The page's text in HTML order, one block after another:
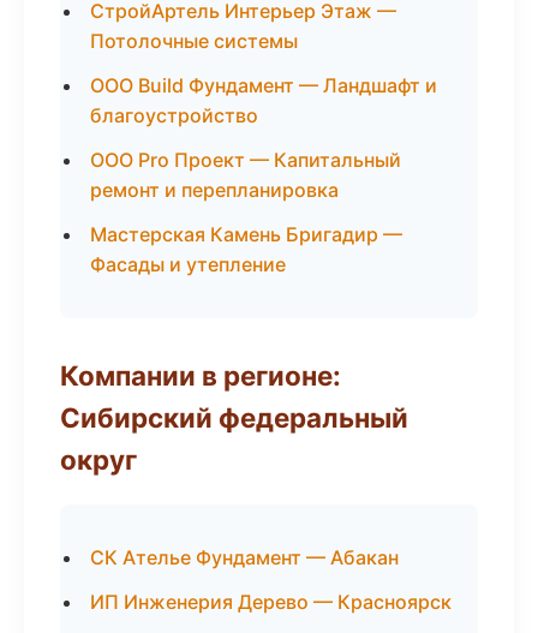
СтройАртель Интерьер Этаж —
Потолочные системы
ООО Build Фундамент — Ландшафт и
благоустройство
ООО Pro Проект — Капитальный
ремонт и перепланировка
Мастерская Камень Бригадир —
Фасады и утепление
Компании в регионе:
Сибирский федеральный
округ
СК Ателье Фундамент — Абакан
ИП Инженерия Дерево — Красноярск